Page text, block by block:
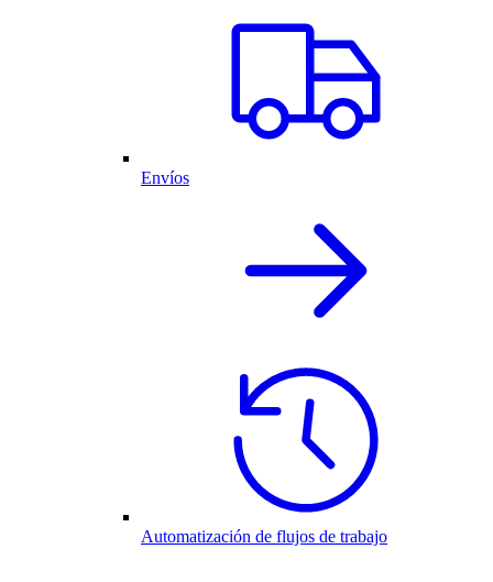
Envíos
Automatización de flujos de trabajo